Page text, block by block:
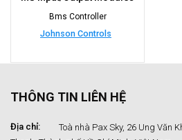
Bms Controller
Johnson Controls
THÔNG TIN LIÊN HỆ
Địa chỉ:
Toà nhà Pax Sky, 26 Ung Văn